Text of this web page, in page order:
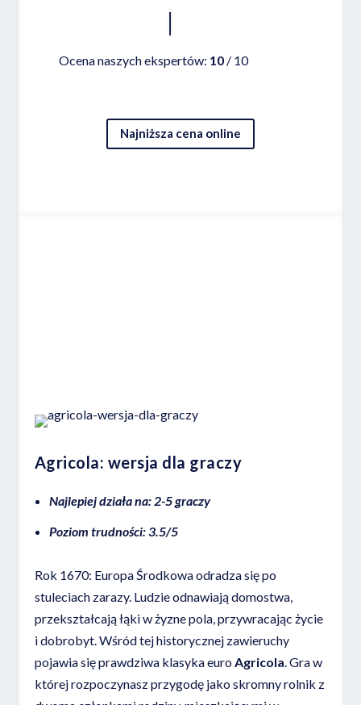
Ocena naszych ekspertów: 10 / 10
Najniższa cena online
Agricola: wersja dla graczy
Najlepiej działa na: 2-5 graczy
Poziom trudności: 3.5/5
Rok 1670: Europa Środkowa odradza się po
stuleciach zarazy. Ludzie odnawiają domostwa,
przekształcają łąki w żyzne pola, przywracając życie
i dobrobyt. Wśród tej historycznej zawieruchy
pojawia się prawdziwa klasyka euroAgricola. Gra w
której rozpoczynasz przygodę jako skromny rolnik z